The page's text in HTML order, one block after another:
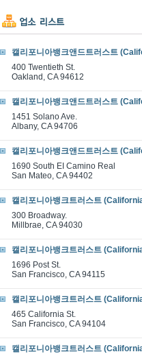
캘리포니아뱅크앤드트러스트
400 Twentieth St.
Oakland, CA 94612
캘리포니아뱅크앤드트러스트
1451 Solano Ave.
Albany, CA 94706
캘리포니아뱅크앤드트러스트
1690 South EI Camino Real
San Mateo, CA 94402
캘리포니아뱅크트러스트
300 Broadway.
Millbrae, CA 94030
캘리포니아뱅크트러스트
1696 Post St.
San Francisco, CA 94115
캘리포니아뱅크트러스트
465 California St.
San Francisco, CA 94104
캘리포니아뱅크트러스트